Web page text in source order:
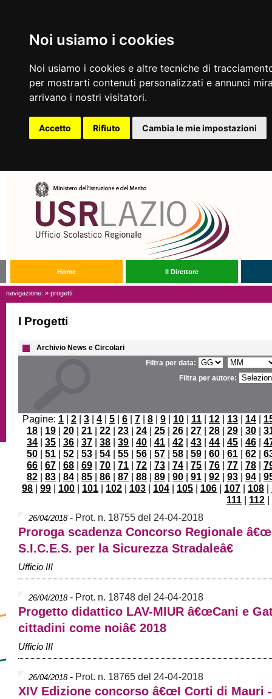
Noi usiamo i cookies
Noi usiamo i cookies e altre tecniche di
per mostrarti contenuti personalizzati e annunci
arrivano i nostri visitatori.
Accetto Rifiuto Cambia le mie impostazioni
Home Il Direttore
navigazione: » progetti
I Progetti
Archivio News e Circolari
Filtra per data:
Filtra per autore:
Pagine: 1 | 2 | 3 | 4 | 5 | 6 | 7 | 8 | 9 | 10 | 11 | 12 | 13 | 14 |
18 | 19 | 20 | 21 | 22 | 23 | 24 | 25 | 26 | 27 | 28 | 29 | 30 |
34 | 35 | 36 | 37 | 38 | 39 | 40 | 41 | 42 | 43 | 44 | 45 | 46 |
50 | 51 | 52 | 53 | 54 | 55 | 56 | 57 | 58 | 59 | 60 | 61 | 62 |
66 | 67 | 68 | 69 | 70 | 71 | 72 | 73 | 74 | 75 | 76 | 77 | 78 |
82 | 83 | 84 | 85 | 86 | 87 | 88 | 89 | 90 | 91 | 92 | 93 | 94 |
98 | 99 | 100 | 101 | 102 | 103 | 104 | 105 | 106 | 107 | 108 |
111 | 112 |
26/04/2018- Prot. n. 18755 del 24-04-2018
Proroga scadenza Concorso Regionale
S.I.C.E.S. per la Sicurezza Stradaleâ€
Ufficio III
26/04/2018- Prot. n. 18748 del 24-04-2018
Progetto didattico LAV-MIUR â€œCani e
cittadini come noiâ€ 2018
Ufficio III
26/04/2018- Prot. n. 18765 del 24-04-2018
XIV Edizione concorso â€œI Corti di Mauri -